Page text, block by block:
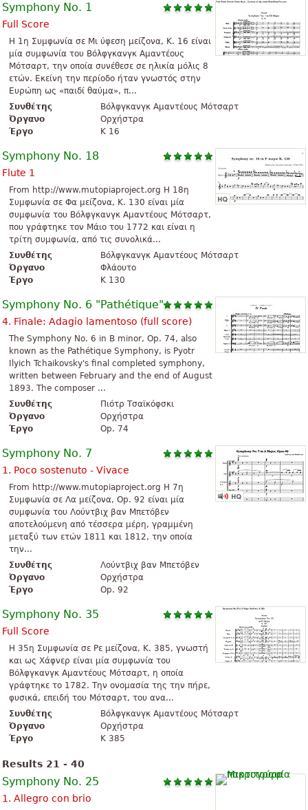
Symphony No. 1
Full Score
Η 1η Συμφωνία σε Μι ύφεση μείζονα, K. 16 είναι
μία συμφωνία του Βόλφγκανγκ Αμαντέους
Μότσαρτ, την οποία συνέθεσε σε ηλικία μόλις 8
ετών. Εκείνη την περίοδο ήταν γνωστός στην
Ευρώπη ως «παιδί θαύμα», π...
Συνθέτης
Βόλφγκανγκ Αμαντέους Μότσαρτ
Όργανο
Ορχήστρα
Έργο
K 16
Symphony No. 18
Flute 1
From http://www.mutopiaproject.org Η 18η
Συμφωνία σε Φα μείζονα, K. 130 είναι μία
συμφωνία του Βόλφγκανγκ Αμαντέους Μότσαρτ,
που γράφτηκε τον Μάιο του 1772 και είναι η
τρίτη συμφωνία, από τις συνολικά...
Συνθέτης
Βόλφγκανγκ Αμαντέους Μότσαρτ
Όργανο
Φλάουτο
Έργο
K 130
Symphony No. 6 "Pathétique"
4. Finale: Adagio lamentoso (full score)
The Symphony No. 6 in B minor, Op. 74, also
known as the Pathétique Symphony, is Pyotr
Ilyich Tchaikovsky's final completed symphony,
written between February and the end of August
1893. The composer ...
Συνθέτης
Πιότρ Τσαϊκόφσκι
Όργανο
Ορχήστρα
Έργο
Op. 74
Symphony No. 7
1. Poco sostenuto - Vivace
From http://www.mutopiaproject.org Η 7η
Συμφωνία σε Λα μείζονα, Op. 92 είναι μία
συμφωνία του Λούντβιχ βαν Μπετόβεν
αποτελούμενη από τέσσερα μέρη, γραμμένη
μεταξύ των ετών 1811 και 1812, την οποία
την...
Συνθέτης
Λούντβιχ βαν Μπετόβεν
Όργανο
Ορχήστρα
Έργο
Op. 92
Symphony No. 35
Full Score
Η 35η Συμφωνία σε Ρε μείζονα, K. 385, γνωστή
και ως Χάφνερ είναι μία συμφωνία του
Βόλφγκανγκ Αμαντέους Μότσαρτ, η οποία
γράφτηκε το 1782. Την ονομασία της την πήρε,
φυσικά, επειδή του Μότσαρτ, του ανα...
Συνθέτης
Βόλφγκανγκ Αμαντέους Μότσαρτ
Όργανο
Ορχήστρα
Έργο
K 385
Results 21 - 40
Symphony No. 25
1. Allegro con brio